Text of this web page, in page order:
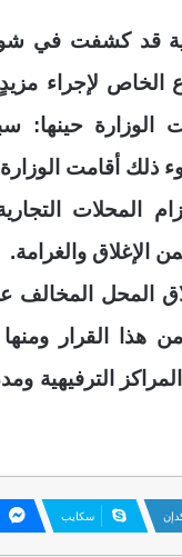
قد كشفت
الخاص لإجراء
الوزارة
ذلك أقامت
المحلات
والغرامة.
هذا القرار
الترفيهية
سكايب